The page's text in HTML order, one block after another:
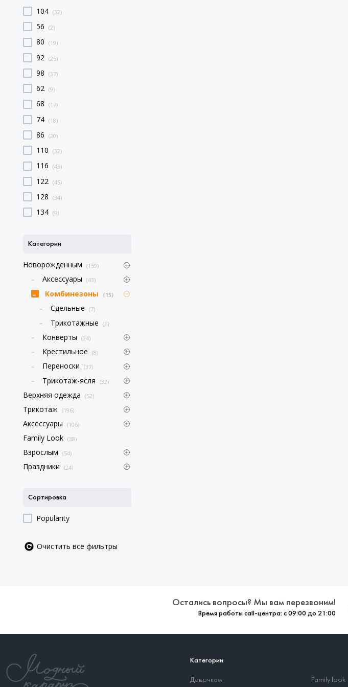
104 (32)
56 (2)
80 (19)
92 (25)
98 (37)
62 (9)
68 (17)
74 (18)
86 (20)
110 (32)
116 (43)
122 (45)
128 (34)
134 (9)
Категории
Новорожденным (159)
Аксессуары (43)
Комбинезоны (15)
Сдельные (7)
Трикотажные (6)
Конверты (24)
Крестильное (8)
Переноски (37)
Трикотаж-ясля (32)
Верхняя одежда (52)
Трикотаж (196)
Аксессуары (106)
Family Look (38)
Взрослым (54)
Праздники (24)
Сортировка
Popularity
Очистить все фильтры
Остались вопросы? Мы вам перезвоним!
Время работы call-центра: с 09:00 до 21:00
Категории
Девочкам Family look